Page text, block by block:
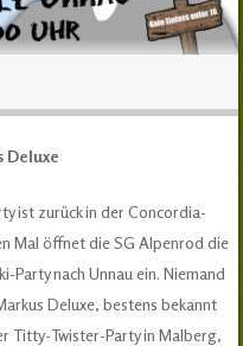
Deluxe
ist zurück in der Concordia-
Mal öffnet die SG Alpenrod die
Party nach Unnau ein. Niemand
Deluxe, bestens bekannt
Titty-Twister-Party in Malberg,